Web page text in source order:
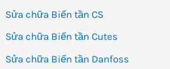
Sửa chữa Biến tần CS
Sửa chữa Biến tần Cutes
Sửa chữa Biến tần Danfoss